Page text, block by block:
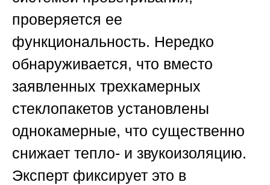
проверяется ее
функциональность. Нередко
обнаруживается, что вместо
заявленных трехкамерных
стеклопакетов установлены
однокамерные, что существенно
снижает тепло- и звукоизоляцию.
Эксперт фиксирует это в